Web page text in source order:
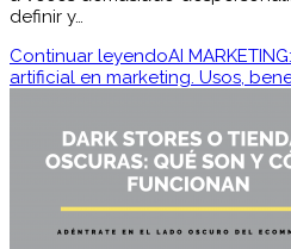
definir y…
Continuar leyendoAI
artificial en marketing. Usos,